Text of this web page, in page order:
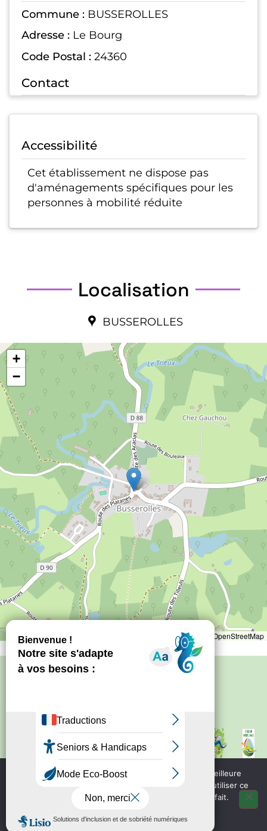
Commune : BUSSEROLLES
Adresse : Le Bourg
Code Postal : 24360
Contact
Accessibilité
Cet établissement ne dispose pas
d'aménagements spécifiques pour les
personnes à mobilité réduite
Localisation
BUSSEROLLES
+
−
Leaflet OpenStreetMap
Site créé par
Politique de confidentialité
Mentions
touristique de Nontron
Bureau d'information
Bureau d'information
touristique de Varaignes
Nous utilisons des cookies pour vous garantir la meilleure
expérience sur notre site web. Si vous continuez à utiliser ce
site, nous supposerons que vous en êtes satisfait.
OK